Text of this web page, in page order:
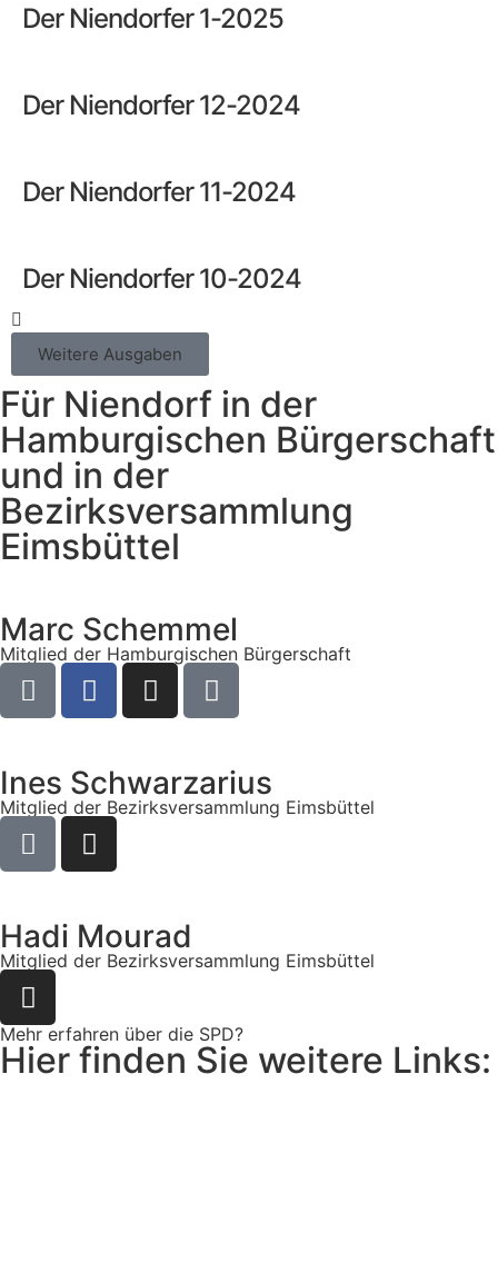
Der Niendorfer 1-2025
Der Niendorfer 12-2024
Der Niendorfer 11-2024
Der Niendorfer 10-2024
Weitere Ausgaben
Für Niendorf in der
Hamburgischen Bürgerschaft
und in der
Bezirksversammlung
Eimsbüttel
Marc Schemmel
Mitglied der Hamburgischen Bürgerschaft
Ines Schwarzarius
Mitglied der Bezirksversammlung Eimsbüttel
Hadi Mourad
Mitglied der Bezirksversammlung Eimsbüttel
Mehr erfahren über die SPD?
Hier finden Sie weitere Links: